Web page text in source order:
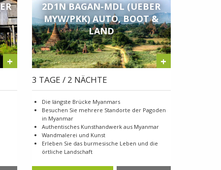
+
2D1N BAGAN-MDL (UEBER
MYW/PKK) AUTO, BOOT &
LAND
+
3 TAGE / 2 NÄCHTE
Die längste Brücke Myanmars
Besuchen Sie mehrere Standorte der Pagoden
in Myanmar
Authentisches Kunsthandwerk aus Myanmar
Wandmalerei und Kunst
Erleben Sie das burmesische Leben und die
örtliche Landschaft